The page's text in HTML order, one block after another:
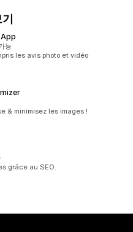
능
les avis photo et vidéo
& minimisez les images !
grâce au SEO.